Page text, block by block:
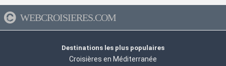
WEBCROISIERES.COM
Destinations les plus populaires
Croisières en Méditerranée